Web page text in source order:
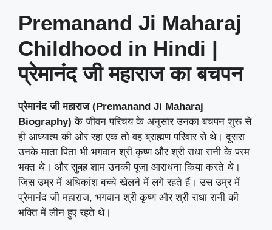
Premanand Ji Maharaj
Childhood in Hindi |
प्रेमानंद जी महाराज का बचपन
प्रेमानंद जी महाराज (Premanand Ji Maharaj
Biography) के जीवन परिचय के अनुसार उनका बचपन शुरू से
ही आध्यात्म की ओर रहा एक तो वह ब्राह्मण परिवार से थे। दूसरा
उनके माता पिता भी भगवान श्री कृष्ण और श्री राधा रानी के परम
भक्त थे। और सुबह शाम उनकी पूजा आराधना किया करते थे।
जिस उम्र में अधिकांश बच्चे खेलने में लगे रहते हैं। उस उम्र में
प्रेमानंद जी महाराज, भगवान श्री कृष्ण और श्री राधा रानी की
भक्ति में लीन हुए रहते थे।